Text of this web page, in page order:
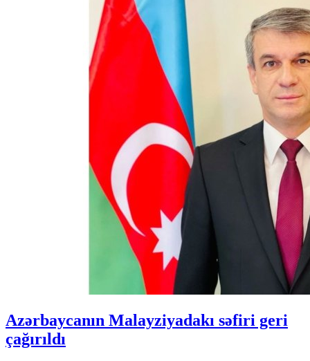
Azərbaycanın Malayziyadakı səfiri geri
çağırıldı